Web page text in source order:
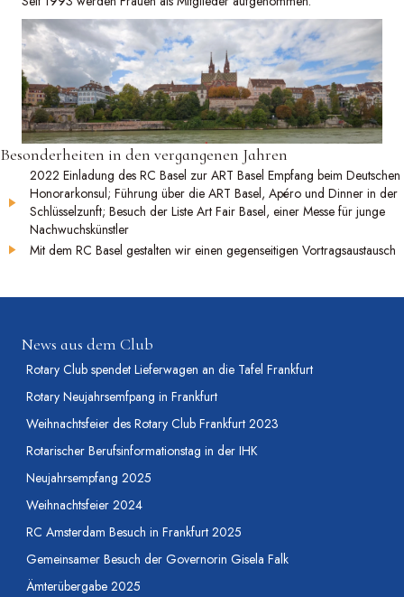
Besonderheiten in den vergangenen Jahren
2022 Einladung des RC Basel zur ART Basel Empfang beim Deutschen
Honorarkonsul; Führung über die ART Basel, Apéro und Dinner in der
Schlüsselzunft; Besuch der Liste Art Fair Basel, einer Messe für junge
Nachwuchskünstler
Mit dem RC Basel gestalten wir einen gegenseitigen Vortragsaustausch
News aus dem Club
Rotary Club spendet Lieferwagen an die Tafel Frankfurt
Rotary Neujahrsemfpang in Frankfurt
Weihnachtsfeier des Rotary Club Frankfurt 2023
Rotarischer Berufsinformationstag in der IHK
Neujahrsempfang 2025
Weihnachtsfeier 2024
RC Amsterdam Besuch in Frankfurt 2025
Gemeinsamer Besuch der Governorin Gisela Falk
Ämterübergabe 2025